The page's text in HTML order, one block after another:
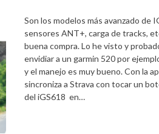
Son los modelos más avanzado de
sensores ANT+, carga de tracks,
buena compra. Lo he visto y
envidiar a un garmin 520 por
y el manejo es muy bueno. Con la
sincroniza a Strava con tocar un
del iGS618 en…